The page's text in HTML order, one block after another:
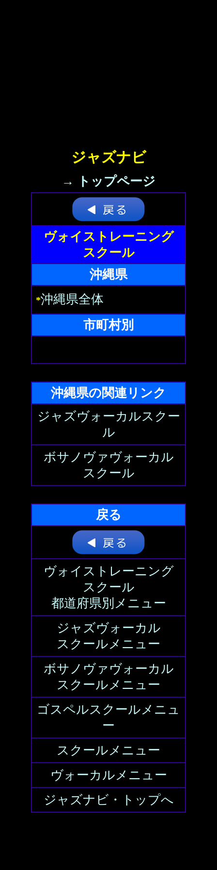
ジャズナビ
→ トップページ
ヴォイストレーニング
スクール
沖縄県
*沖縄県全体
市町村別
沖縄県の関連リンク
ジャズヴォーカルスクー
ル
ボサノヴァヴォーカル
スクール
戻る
ヴォイストレーニング
スクール
都道府県別メニュー
ジャズヴォーカル
スクールメニュー
ボサノヴァヴォーカル
スクールメニュー
ゴスペルスクールメニュ
ー
スクールメニュー
ヴォーカルメニュー
ジャズナビ・トップへ